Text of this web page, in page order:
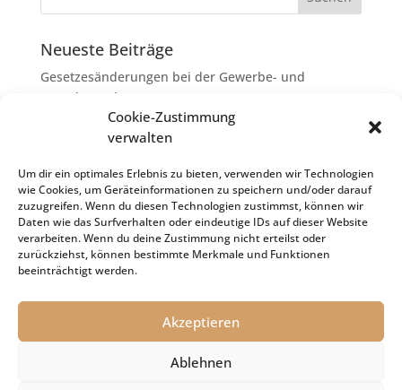
Cookie-Zustimmung
verwalten
Um dir ein optimales Erlebnis zu bieten, verwenden wir Technologien
wie Cookies, um Geräteinformationen zu speichern und/oder darauf
zuzugreifen. Wenn du diesen Technologien zustimmst, können wir
Daten wie das Surfverhalten oder eindeutige IDs auf dieser Website
verarbeiten. Wenn du deine Zustimmung nicht erteilst oder
zurückziehst, können bestimmte Merkmale und Funktionen
beeinträchtigt werden.
Akzeptieren
Ablehnen
Neueste Beiträge
Gesetzesänderungen bei der Gewerbe- und
Grunderwerbsteuer
Erbschaftsteuer: Rechtsanwaltskosten bei Streit über
Erbauseinandersetzung als
Nachlassverbindlichkeiten
Umsatzsteuer-Umrechnungskurse Juli 2026
Keine Steuerfreiheit eines sog. Konfusionsgewinns
bei Mutterkapitalgesellschaft
Schenkungsteuer: Zinssatz von 5,5 % für die